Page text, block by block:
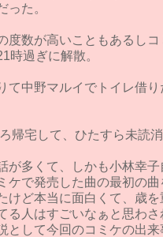
った。
度数が高いこともあるしコ
時過ぎに解散。
て中野マルイでトイレ借
帰宅して、ひたすら未読消
が多くて、しかも小林幸
ケで発売した曲の最初の
けど本当に面白くて、歳
る人はすごいなぁと思わ
として今回のコミケの出